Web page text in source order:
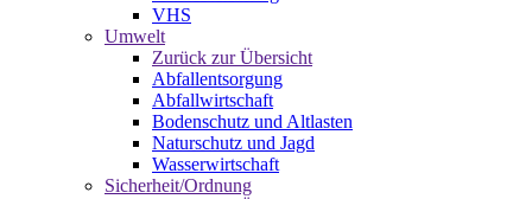
VHS
Umwelt
Zurück zur Übersicht
Abfallentsorgung
Abfallwirtschaft
Bodenschutz und Altlasten
Naturschutz und Jagd
Wasserwirtschaft
Sicherheit/Ordnung